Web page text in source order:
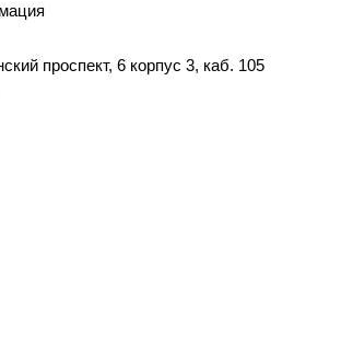
проспект, 6 корпус 3, каб. 105